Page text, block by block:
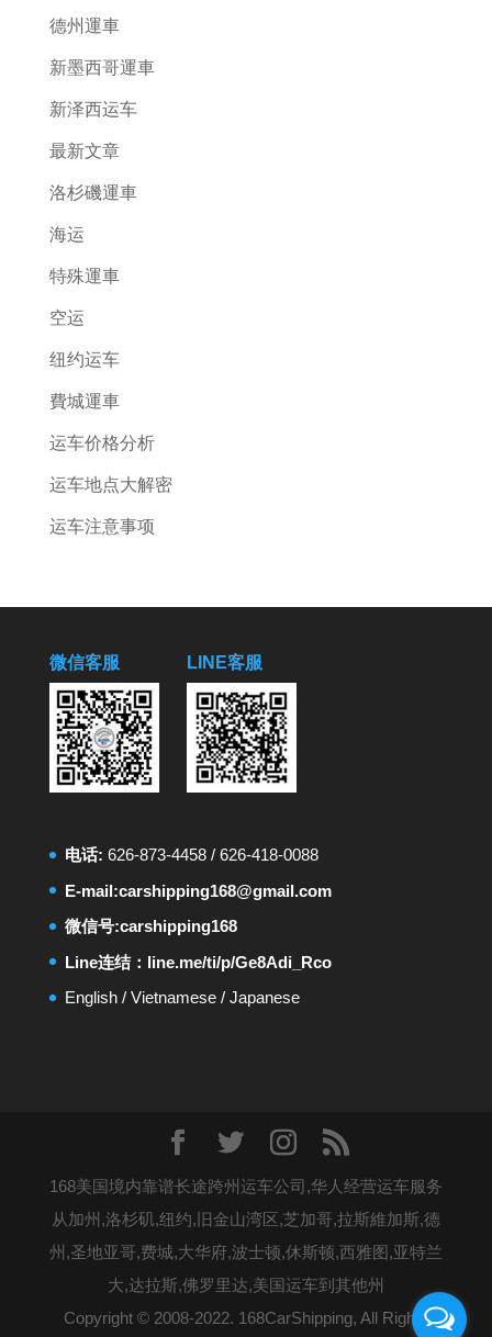
德州運車
新墨西哥運車
新泽西运车
最新文章
洛杉磯運車
海运
特殊運車
空运
纽约运车
費城運車
运车价格分析
运车地点大解密
运车注意事项
微信客服 LINE客服
电话: 626-873-4458/ 626-418-0088
E-mail:carshipping168@gmail.com
微信号:carshipping168
Line连结： line.me/ti/p/Ge8Adi_Rco
English/ Vietnamese/ Japanese
168美国境内靠谱长途跨州运车公司,华人经营运车服务
从加州,洛杉矶,纽约,旧金山湾区,芝加哥,拉斯維加斯,德
州,圣地亚哥,费城,大华府,波士顿,休斯顿,西雅图,亚特兰
大,达拉斯,佛罗里达,美国运车到其他州
Copyright © 2008-2022. 168CarShipping, All Rights